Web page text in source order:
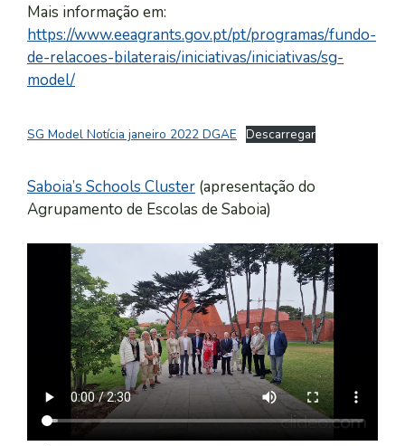
Mais informação em:
https://www.eeagrants.gov.pt/pt/programas/fundo-
de-relacoes-bilaterais/iniciativas/iniciativas/sg-
model/
SG Model Notícia janeiro 2022 DGAE Descarregar
Saboia’s Schools Cluster (apresentação do
Agrupamento de Escolas de Saboia)